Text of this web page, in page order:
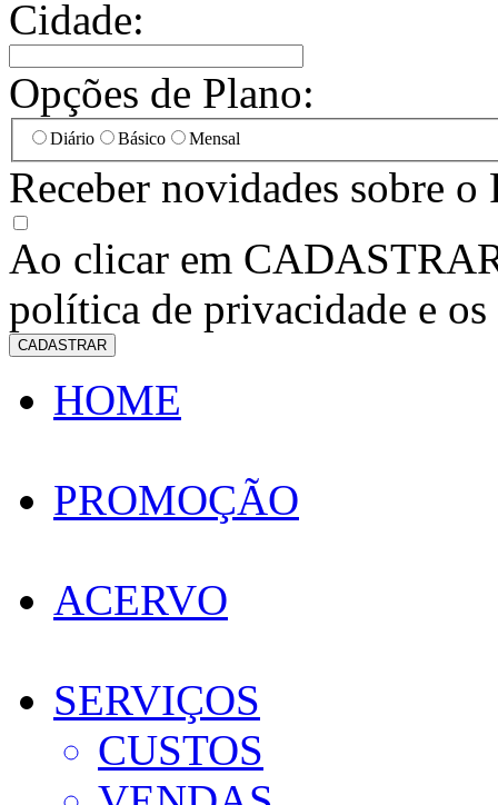
Cidade:
Opções de Plano:
Diário Básico Mensal
Receber novidades sobre
Ao clicar em
política de privacidade e os
CADASTRAR
HOME
PROMOÇÃO
ACERVO
SERVIÇOS
CUSTOS